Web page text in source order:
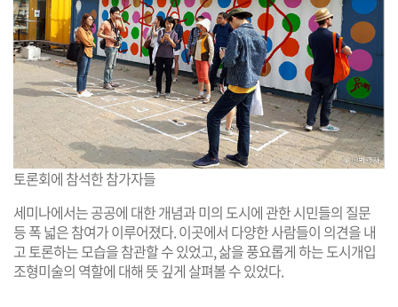
토론회에 참석한 참가자들
세미나에서는 공공에 대한 개념과 미의 도시에 관한 시민들의 질문
등 폭 넓은 참여가 이루어졌다. 이곳에서 다양한 사람들이 의견을 내
고 토론하는 모습을 참관할 수 있었고, 삶을 풍요롭게 하는 도시개입
조형미술의 역할에 대해 뜻 깊게 살펴볼 수 있었다.